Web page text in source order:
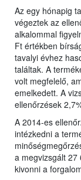
Az egy hónapig
végeztek az
alkalommal
Ft értékben
tavalyi évhez
találtak. A
volt megfelelő,
emelkedett. A
ellenőrzések
A 2014-es
intézkedni a
a megvizsgált 27
kivonni a